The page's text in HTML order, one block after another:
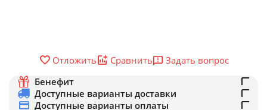
Отложить Сравнить
Задать вопрос
Бенефит
Доступные варианты доставки
Доступные варианты оплаты